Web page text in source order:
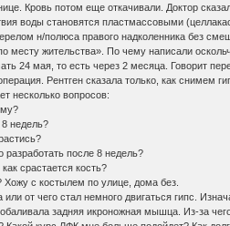
Кровь потом еще откачивали. Доктор
воды становятся пластмассовыми
н/полюса правого надколенника без
жительства». По чему написали
24 мая, то есть через 2 месяца. Говорит
Рентген сказала только, как снимем
несколько вопросов:
8 недель?
после 8 недель?
срастается кость?
с костылем по улице, дома без.
от чего стал немного двигаться гипс.
задняя икроножная мышца. Из-за